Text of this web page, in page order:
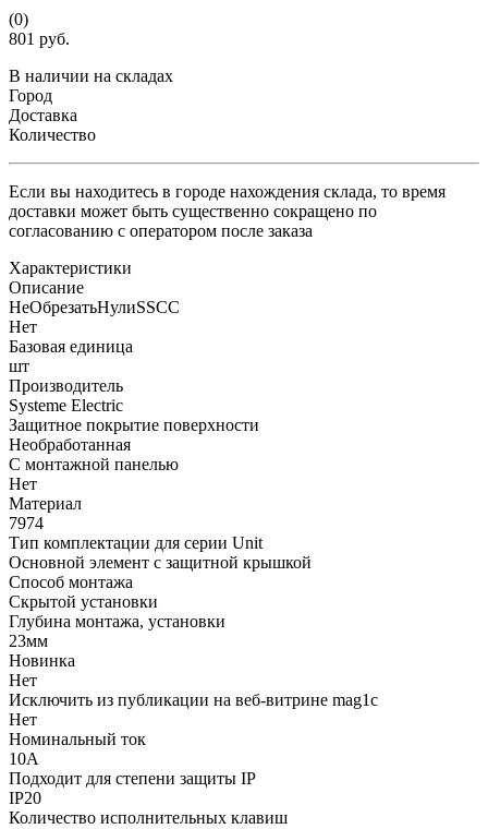
(0)
801 руб.
В наличии на складах
Город
Доставка
Количество
Если вы находитесь в городе нахождения склада, то время
доставки может быть существенно сокращено по
согласованию с оператором после заказа
Характеристики
Описание
НеОбрезатьНулиSSCC
Нет
Базовая единица
шт
Производитель
Systeme Electric
Защитное покрытие поверхности
Необработанная
С монтажной панелью
Нет
Материал
7974
Тип комплектации для серии Unit
Основной элемент с защитной крышкой
Способ монтажа
Скрытой установки
Глубина монтажа, установки
23мм
Новинка
Нет
Исключить из публикации на веб-витрине mag1c
Нет
Номинальный ток
10А
Подходит для степени защиты IP
IP20
Количество исполнительных клавиш